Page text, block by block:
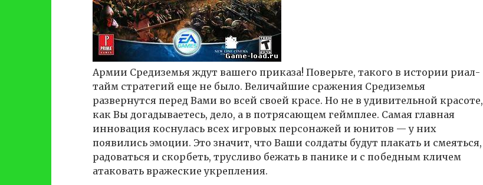
Армии Средиземья ждут вашего приказа! Поверьте, такого в истории риал-
тайм стратегий еще не было. Величайшие сражения Средиземья
развернутся перед Вами во всей своей красе. Но не в удивительной красоте,
как Вы догадываетесь, дело, а в потрясающем геймплее. Самая главная
инновация коснулась всех игровых персонажей и юнитов — у них
появились эмоции. Это значит, что Ваши солдаты будут плакать и смеяться,
радоваться и скорбеть, трусливо бежать в панике и с победным кличем
атаковать вражеские укрепления.